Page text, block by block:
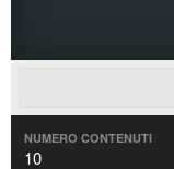
NUMERO CONTENUTI
10